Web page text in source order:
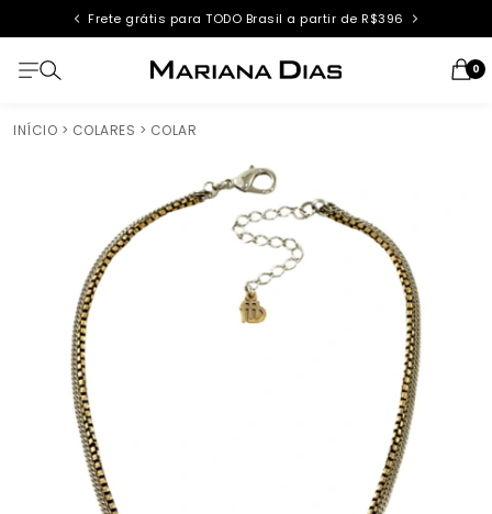
Frete grátis para TODO Brasil a partir de R$396
0
INÍCIO > COLARES > COLAR